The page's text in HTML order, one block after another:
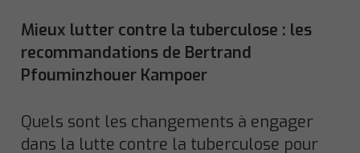
Mieux lutter contre la tuberculose : les
recommandations de Bertrand
Pfouminzhouer Kampoer
Quels sont les changements à engager
dans la lutte contre la tuberculose pour